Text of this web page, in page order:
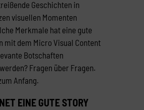
Geschichten in
visuellen Momenten
Merkmale hat eine gute
mit dem Micro Visual Content
Botschaften
Fragen über Fragen.
Anfang.
EINE GUTE STORY